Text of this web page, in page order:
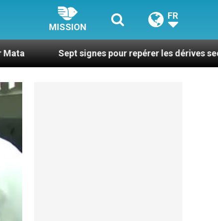
MISSION
FR
signes pour repérer les dérives sectaires du